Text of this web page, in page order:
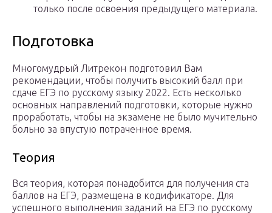
только после освоения предыдущего материала.
Подготовка
Многомудрый Литрекон подготовил Вам
рекомендации, чтобы получить высокий балл при
сдаче ЕГЭ по русскому языку 2022. Есть несколько
основных направлений подготовки, которые нужно
проработать, чтобы на экзамене не было мучительно
больно за впустую потраченное время.
Теория
Вся теория, которая понадобится для получения ста
баллов на ЕГЭ, размещена в кодификаторе. Для
успешного выполнения заданий на ЕГЭ по русскому